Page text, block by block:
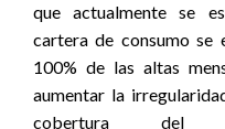
que actualmente se
cartera de consumo se
100% de las altas
aumentar la
cobertura